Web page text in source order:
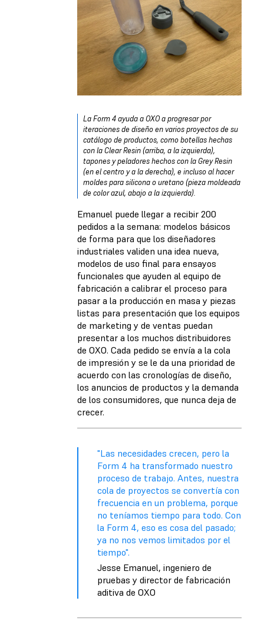
La Form 4 ayuda a OXO a progresar por
iteraciones de diseño en varios proyectos de su
catálogo de productos, como botellas hechas
con la Clear Resin (arriba, a la izquierda),
tapones y peladores hechos con la Grey Resin
(en el centro y a la derecha), e incluso al hacer
moldes para silicona o uretano (pieza moldeada
de color azul, abajo a la izquierda).
Emanuel puede llegar a recibir 200
pedidos a la semana: modelos básicos
de forma para que los diseñadores
industriales validen una idea nueva,
modelos de uso final para ensayos
funcionales que ayuden al equipo de
fabricación a calibrar el proceso para
pasar a la producción en masa y piezas
listas para presentación que los equipos
de marketing y de ventas puedan
presentar a los muchos distribuidores
de OXO. Cada pedido se envía a la cola
de impresión y se le da una prioridad de
acuerdo con las cronologías de diseño,
los anuncios de productos y la demanda
de los consumidores, que nunca deja de
crecer.
"Las necesidades crecen, pero la
Form 4 ha transformado nuestro
proceso de trabajo. Antes, nuestra
cola de proyectos se convertía con
frecuencia en un problema, porque
no teníamos tiempo para todo. Con
la Form 4, eso es cosa del pasado;
ya no nos vemos limitados por el
tiempo".
Jesse Emanuel, ingeniero de
pruebas y director de fabricación
aditiva de OXO